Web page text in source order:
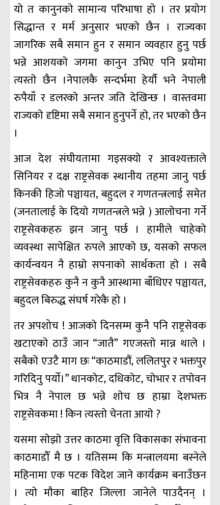
याे त कानुनकाे सामान्य परिभाषा हाे । तर प्रयाेग
सिद्धान्त र मर्म अनुसार भएकाे छैन । राज्यका
जागरिक सबै समान हुन र समान व्यवहार हुनु पर्छ
भन्ने आशयकाे जगमा कानुन उभिए पनि प्रयाेमा
त्यस्ताे छैन ।नेपालकै सन्दर्भमा हेर्याै भने नेपाली
रुपैयाँ र डलरकाे अन्तर जति देखिन्छ । वास्तवमा
राज्यकाे दृष्टिमा सबै समान हुनुपर्ने हाे, तर भएकाे छैन
।
आज देश संघीयतामा गइसक्याे र आवश्यक्ताले
सिनियर र दक्ष राष्ट्रसेवक स्थानीय तहमा जानु पर्छ
किनकी हिजाे पञ्चायत, बहुदल र गणतन्त्रलाई समेत
(जनतालाई के दियाे गणतन्त्रले भन्ने ) आलाेचना गर्ने
राष्ट्रसेवकहरु झन जानु पर्छ । हामीले चाहेकाे
व्यवस्था सापेक्षित रुपले आएकाे छ, यसकाे सफल
कार्यन्वयन नै हाम्राे सपनाकाे सार्थकता हाे । सबै
राष्ट्रसेवकहरु कुनै न कुनै आस्थामा बाँधिएर पञ्चायत,
बहुदल बिरुद्ध संघर्ष गरेकै हाे ।
तर अपशोच ! आजकाे दिनसम्म कुनै पनि राष्ट्रसेवक
खटाएकाे ठाउँ जान “जातै” गएजस्ताे मान्न थाले ।
सबैकाे एउटै माग छः “काठमाडौं, ललितपुर र भक्तपुर
गरिदिनु पर्याे।” थानकाेट, दधिकाेट, चाेभार र तपाेवन
भित्र नै नेपाल छ भन्ने शाेच छ हाम्रा देशभक्त
राष्ट्रसेवकमा ! किन त्यस्ताे चेनता आयाे ?
यसमा साेझाे उत्तर काठमा वृत्ति विकासका संभावना
काठमाडौँ मै छ । यतिसम्म कि मन्त्रालयमा बस्नेले
महिनामा एक पटक विदेश जाने कार्यक्रम बनाउँछन
। त्याे माैका बाहिर जिल्ला जानेले पाउदैनन् ।